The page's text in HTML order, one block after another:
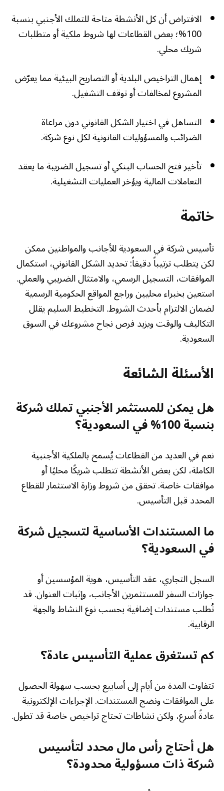
الافتراض أن كل الأنشطة متاحة للتملك الأجنبي بنسبة
100%؛ بعض القطاعات لها شروط ملكية أو متطلبات
شريك محلي.
إهمال التراخيص البلدية أو التصاريح البيئية مما يعرّض
المشروع لمخالفات أو توقف التشغيل.
التساهل في اختيار الشكل القانوني دون مراعاة
الضرائب والمسؤوليات القانونية لكل نوع شركة.
تأخير فتح الحساب البنكي أو تسجيل الضريبة ما يعقد
التعاملات المالية ويؤخر العمليات التشغيلية.
خاتمة
تأسيس شركة في السعودية للأجانب والمواطنين ممكن
لكن يتطلب ترتيباً دقيقاً: تحديد الشكل القانوني، استكمال
الموافقات، التسجيل الرسمي، والامتثال الضريبي والعملي.
استعين بخبراء محليين وراجع المواقع الحكومية الرسمية
لضمان الالتزام بأحدث الشروط. التخطيط السليم يقلل
التكاليف والوقت ويزيد فرص نجاح مشروعك في السوق
السعودية.
الأسئلة الشائعة
هل يمكن للمستثمر الأجنبي تملك شركة
بنسبة 100% في السعودية؟
نعم في العديد من القطاعات يُسمح بالملكية الأجنبية
الكاملة، لكن بعض الأنشطة تتطلب شريكًا محليًا أو
موافقات خاصة. تحقق من شروط وزارة الاستثمار للقطاع
المحدد قبل التأسيس.
ما المستندات الأساسية لتسجيل شركة
في السعودية؟
السجل التجاري، عقد التأسيس، هوية المؤسسين أو
جوازات السفر للمستثمرين الأجانب، وإثبات العنوان. قد
تُطلب مستندات إضافية بحسب نوع النشاط والجهة
الرقابية.
كم تستغرق عملية التأسيس عادة؟
تتفاوت المدة من أيام إلى أسابيع بحسب سهولة الحصول
على الموافقات ونضج المستندات. الإجراءات الإلكترونية
عادةً أسرع، ولكن نشاطات تحتاج تراخيص خاصة قد تطول.
هل أحتاج رأس مال محدد لتأسيس
شركة ذات مسؤولية محدودة؟